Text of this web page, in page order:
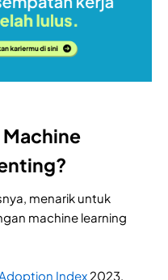
menarik untuk
machine learning
Index 2023,